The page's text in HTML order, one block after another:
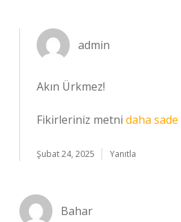
admin
Akın Ürkmez!
Fikirleriniz metni daha sade
Şubat 24, 2025 Yanıtla
Bahar